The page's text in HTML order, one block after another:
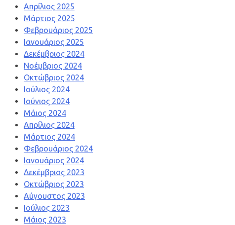
Απρίλιος 2025
Μάρτιος 2025
Φεβρουάριος 2025
Ιανουάριος 2025
Δεκέμβριος 2024
Νοέμβριος 2024
Οκτώβριος 2024
Ιούλιος 2024
Ιούνιος 2024
Μάιος 2024
Απρίλιος 2024
Μάρτιος 2024
Φεβρουάριος 2024
Ιανουάριος 2024
Δεκέμβριος 2023
Οκτώβριος 2023
Αύγουστος 2023
Ιούλιος 2023
Μάιος 2023